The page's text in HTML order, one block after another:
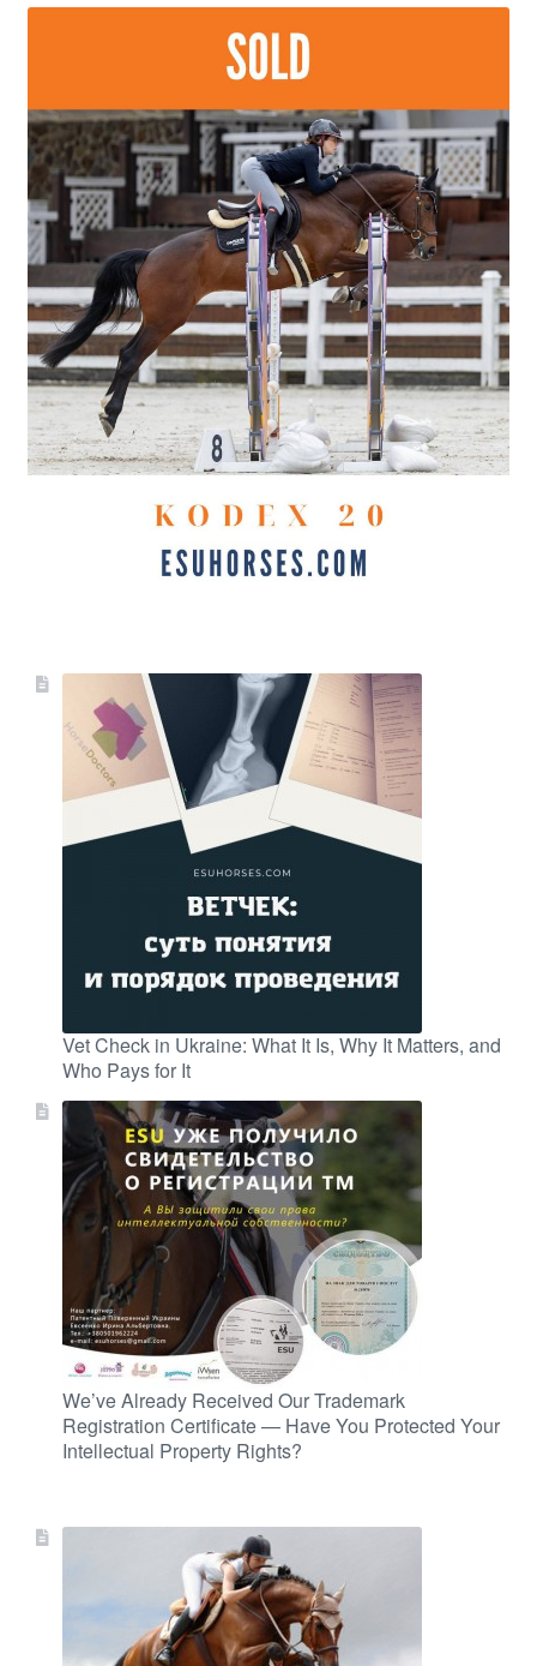
Vet Check in Ukraine: What It Is, Why It Matters, and
Who Pays for It
We’ve Already Received Our Trademark
Registration Certificate — Have You Protected Your
Intellectual Property Rights?